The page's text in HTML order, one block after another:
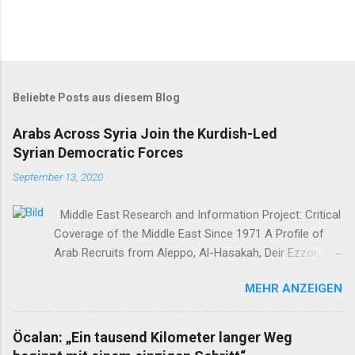
Beliebte Posts aus diesem Blog
Arabs Across Syria Join the Kurdish-Led
Syrian Democratic Forces
September 13, 2020
Middle East Research and Information Project: Critical
Coverage of the Middle East Since 1971 A Profile of
Arab Recruits from Aleppo, Al-Hasakah, Deir Ezzor,
Austin Holmes In: 295 (Summer 2020) I n 2012, as the
so-called Arab Spring protests in Damascus and
elsewhere in Syria descended into a brutal civil war,
President Bashar al-Asad withdrew his forces from
MEHR ANZEIGEN
Öcalan: „Ein tausend Kilometer langer Weg